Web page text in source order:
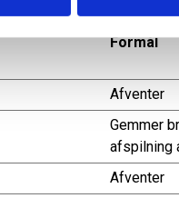
Formål
Afventer
Gemmer
afspilning
Afventer